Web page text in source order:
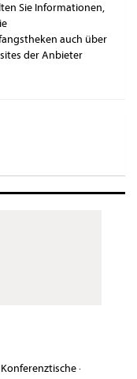
Sie Informationen,
auch über
der Anbieter
Konferenztische·